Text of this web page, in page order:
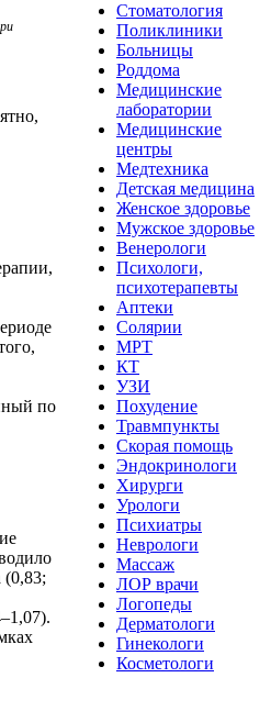
по
(0,83;
Стоматология
Поликлиники
Больницы
Роддома
Медицинские
лаборатории
Медицинские
центры
Медтехника
Детская медицина
Женское здоровье
Мужское здоровье
Венерологи
Психологи,
психотерапевты
Аптеки
Солярии
МРТ
КТ
УЗИ
Похудение
Травмпункты
Скорая помощь
Эндокринологи
Хирурги
Урологи
Психиатры
Неврологи
Массаж
ЛОР врачи
Логопеды
Дерматологи
Гинекологи
Косметологи